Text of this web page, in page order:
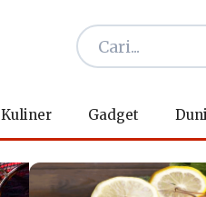
Kuliner Gadget